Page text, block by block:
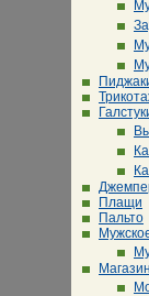
Плащи
Пальто